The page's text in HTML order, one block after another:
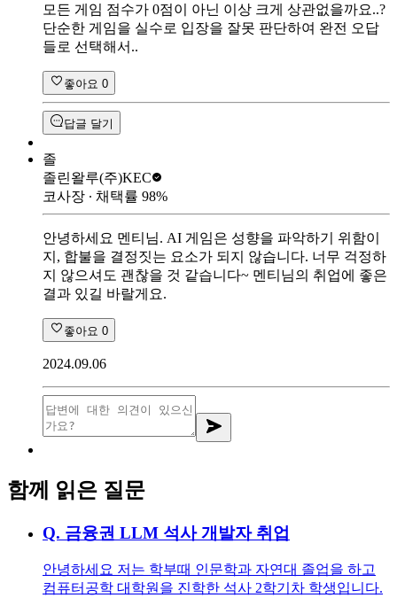
모든 게임 점수가 0점이 아닌 이상 크게 상관없을까요..?
단순한 게임을 실수로 입장을 잘못 판단하여 완전 오답
들로 선택해서..
좋아요 0
답글 달기
졸
졸린왈루(주)KEC
코사장 ∙ 채택률 98%
안녕하세요 멘티님. AI 게임은 성향을 파악하기 위함이
지, 합불을 결정짓는 요소가 되지 않습니다. 너무 걱정하
지 않으셔도 괜찮을 것 같습니다~ 멘티님의 취업에 좋은
결과 있길 바랄게요.
좋아요 0
2024.09.06
함께 읽은 질문
Q. 금융권 LLM 석사 개발자 취업
안녕하세요 저는 학부때 인문학과 자연대 졸업을 하고
컴퓨터공학 대학원을 진학한 석사 2학기차 학생입니다.